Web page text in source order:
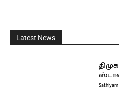
Latest News